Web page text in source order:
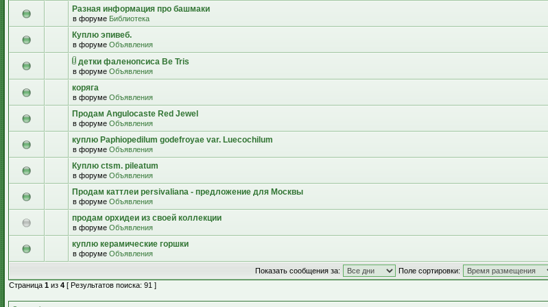
Разная информация про башмаки
в форуме Библиотека
Куплю эпивеб.
в форуме Объявления
детки фаленопсиса Be Tris
в форуме Объявления
коряга
в форуме Объявления
Продам Angulocaste Red Jewel
в форуме Объявления
куплю Paphiopedilum godefroyae var. Luecochilum
в форуме Объявления
Куплю ctsm. pileatum
в форуме Объявления
Продам каттлеи persivaliana - предложение для Москвы
в форуме Объявления
продам орхидеи из своей коллекции
в форуме Объявления
куплю керамические горшки
в форуме Объявления
Показать сообщения за:
Поле сортировки:
Страница 1 из 4 [ Результатов поиска: 91 ]